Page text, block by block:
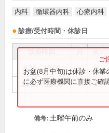
内科 循環器内科 心療内科
診療/受付時間・休診日
8:30～12:00 ● ●
14:30～18:00 ● ●
お盆(8月中旬)は休診・休
に必ず医療機関に直接ご確
備考: 土曜午前のみ